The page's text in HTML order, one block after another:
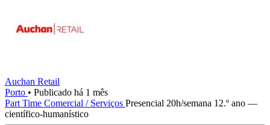
Auchan Retail
Porto • Publicado há 1 mês
Part Time Comercial / Serviços Presencial 20h/semana 12.º ano —
científico-humanístico